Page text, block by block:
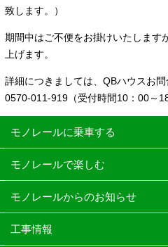
致します。）
期間中はご不便をお掛けいたします
上げます。
詳細につきましては、 QBハウスお問
0570-011-919（受付時間10 ： 00～
モノレールに乗車する
モノレールで楽しむ
モノレールからのお知らせ
工事情報